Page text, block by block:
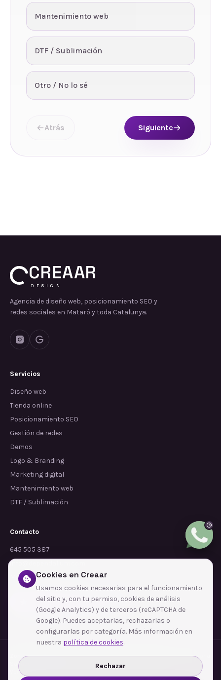
Mantenimiento web
DTF / Sublimación
Otro / No lo sé
Atrás Siguiente
CREAAR
DESIGN
Agencia de diseño web, posicionamiento SEO y
redes sociales en Mataró y toda Catalunya.
Servicios
Diseño web
Tienda online
Posicionamiento SEO
Gestión de redes
Demos
Logo & Branding
Marketing digital
Mantenimiento web
DTF / Sublimación
Contacto
645 505 387
info@dependalium.com
Mataró (Barcelona)
Déjanos tu reseña en Google
Zonas de cobertura·Barcelona·L'Hospitalet de Llobregat·Terrassa·Badalona
Sabadell
Santa Coloma de Gramenet
Ver todas las zonas →
Cookies en Creaar
Usamos cookies necesarias para el funcionamiento
del sitio y, con tu permiso, cookies de análisis
(Google Analytics) y de terceros (reCAPTCHA de
Google). Puedes aceptarlas, rechazarlas o
configurarlas por categoría. Más información en
nuestra política de cookies.
Rechazar